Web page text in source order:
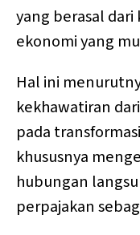
yang berasal
ekonomi yang
Hal ini
kekhawatiran
pada
khususnya
hubungan
perpajakan